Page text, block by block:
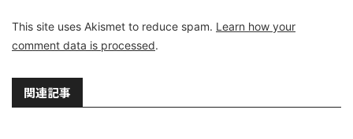
This site uses Akismet to reduce spam. Learn how your
comment data is processed.
関連記事